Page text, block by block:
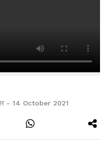
- 14 October 2021